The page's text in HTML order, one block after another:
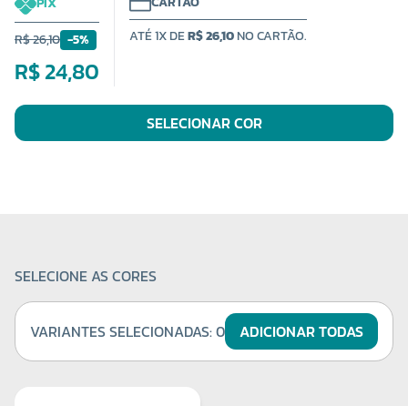
R$ 26,10 -5%
R$ 24,80
ATÉ 1X DER$ 26,10NO CARTÃO.
SELECIONAR COR
SELECIONE AS CORES
VARIANTES SELECIONADAS:0 ADICIONAR TODAS